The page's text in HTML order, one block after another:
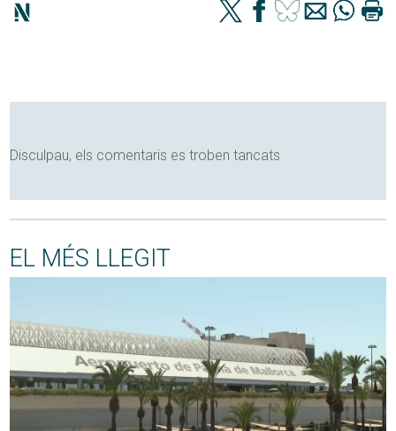
Disculpau, els comentaris es troben tancats
EL MÉS LLEGIT